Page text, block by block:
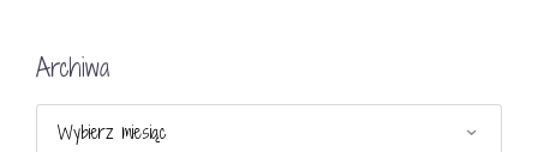
Archiwa